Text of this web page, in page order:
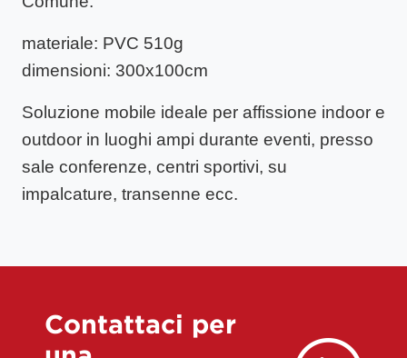
materiale: PVC 510g
dimensioni: 300x100cm
Soluzione mobile ideale per affissione indoor e
outdoor in luoghi ampi durante eventi, presso
sale conferenze, centri sportivi, su
impalcature, transenne ecc.
Contattaci per